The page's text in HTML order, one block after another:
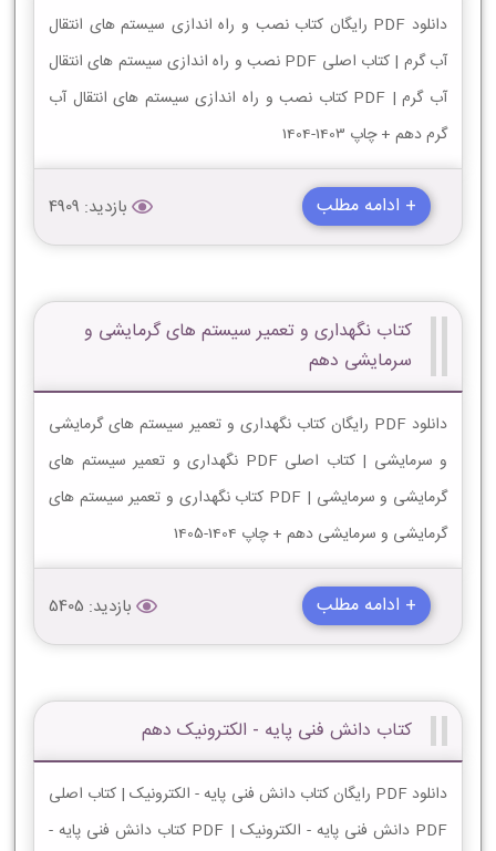
دانلود PDF رایگان کتاب نصب و راه اندازی سیستم های انتقال
آب گرم | کتاب اصلی PDF نصب و راه اندازی سیستم های انتقال
آب گرم | PDF کتاب نصب و راه اندازی سیستم های انتقال آب
گرم دهم + چاپ 1403-1404
+ ادامه مطلب بازدید: 4909
کتاب نگهداری و تعمیر سیستم های گرمایشی و
سرمایشی دهم
دانلود PDF رایگان کتاب نگهداری و تعمیر سیستم های گرمایشی
و سرمایشی | کتاب اصلی PDF نگهداری و تعمیر سیستم های
گرمایشی و سرمایشی | PDF کتاب نگهداری و تعمیر سیستم های
گرمایشی و سرمایشی دهم + چاپ 1404-1405
+ ادامه مطلب بازدید: 5405
کتاب دانش فنی پایه - الکترونیک دهم
دانلود PDF رایگان کتاب دانش فنی پایه - الکترونیک | کتاب اصلی
PDF دانش فنی پایه - الکترونیک | PDF کتاب دانش فنی پایه -